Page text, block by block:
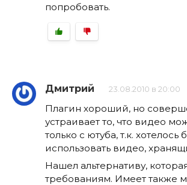
попробовать.
Дмитрий 23.08.2010 в 20:00
Плагин хороший, но
устраивает то, что видео
только с ютуба, т.к. хотелось
использовать видео,
Нашел альтернативу,
требованиям. Имеет также